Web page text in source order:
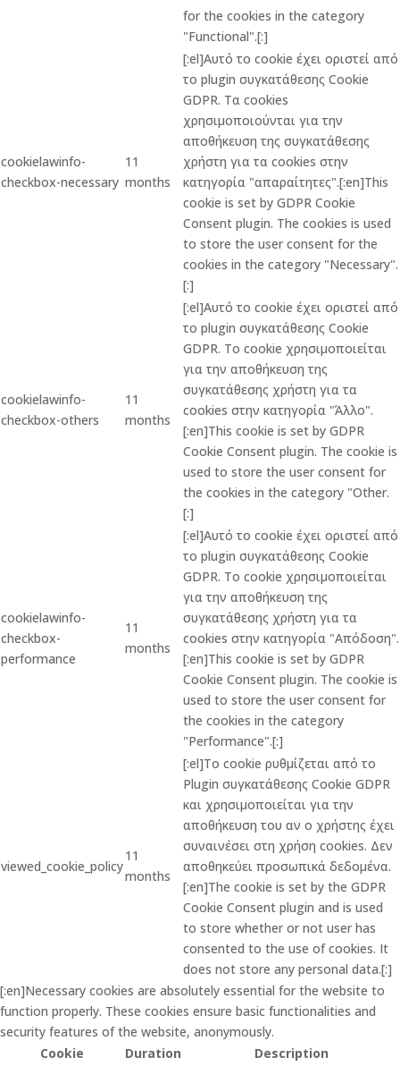
for the cookies in the category
"Functional".[:]
cookielawinfo-
checkbox-necessary
11
months
[:el]Αυτό το cookie έχει οριστεί από
το plugin συγκατάθεσης Cookie
GDPR. Τα cookies
χρησιμοποιούνται για την
αποθήκευση της συγκατάθεσης
χρήστη για τα cookies στην
κατηγορία "απαραίτητες".[:en]This
cookie is set by GDPR Cookie
Consent plugin. The cookies is used
to store the user consent for the
cookies in the category "Necessary".
[:]
cookielawinfo-
checkbox-others
11
months
[:el]Αυτό το cookie έχει οριστεί από
το plugin συγκατάθεσης Cookie
GDPR. Το cookie χρησιμοποιείται
για την αποθήκευση της
συγκατάθεσης χρήστη για τα
cookies στην κατηγορία "Άλλο".
[:en]This cookie is set by GDPR
Cookie Consent plugin. The cookie is
used to store the user consent for
the cookies in the category "Other.
[:]
cookielawinfo-
checkbox-
performance
11
months
[:el]Αυτό το cookie έχει οριστεί από
το plugin συγκατάθεσης Cookie
GDPR. Το cookie χρησιμοποιείται
για την αποθήκευση της
συγκατάθεσης χρήστη για τα
cookies στην κατηγορία "Απόδοση".
[:en]This cookie is set by GDPR
Cookie Consent plugin. The cookie is
used to store the user consent for
the cookies in the category
"Performance".[:]
viewed_cookie_policy
11
months
[:el]Το cookie ρυθμίζεται από το
Plugin συγκατάθεσης Cookie GDPR
και χρησιμοποιείται για την
αποθήκευση του αν ο χρήστης έχει
συναινέσει στη χρήση cookies. Δεν
αποθηκεύει προσωπικά δεδομένα.
[:en]The cookie is set by the GDPR
Cookie Consent plugin and is used
to store whether or not user has
consented to the use of cookies. It
does not store any personal data.[:]
[:en]Necessary cookies are absolutely essential for the website to
function properly. These cookies ensure basic functionalities and
security features of the website, anonymously.
Cookie
Duration Description